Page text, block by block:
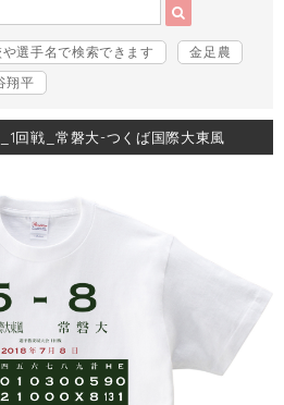
選手名で検索できます
金足農
翔平
回戦_常磐大-つくば国際大東風